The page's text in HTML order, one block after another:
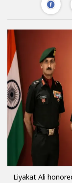
Liyakat Ali